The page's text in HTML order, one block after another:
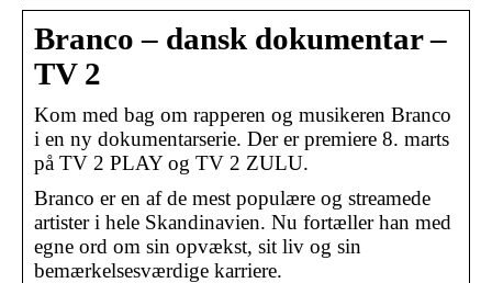
Branco – dansk dokumentar –
TV 2
Kom med bag om rapperen og musikeren Branco
i en ny dokumentarserie. Der er premiere 8. marts
på TV 2 PLAY og TV 2 ZULU.
Branco er en af de mest populære og streamede
artister i hele Skandinavien. Nu fortæller han med
egne ord om sin opvækst, sit liv og sin
bemærkelsesværdige karriere.